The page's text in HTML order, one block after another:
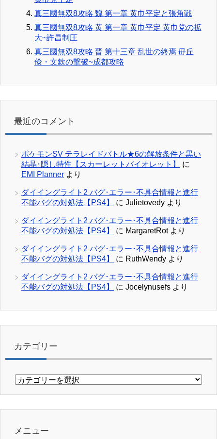
真三國無双8攻略 魏 第一章 黄巾平定と張角戦
真三國無双8攻略 黄 第一章 黄巾平定 黄巾党の拡
大~許昌制圧
真三國無双8攻略 晋 第十三章 乱世の終焉 毌丘
倹・文欽の撃破~成都攻略
最近のコメント
ポケモンSV テラレイドバトル★6の解放条件と黒い
結晶･隠し特性【スカーレットバイオレット】
に
EMI Planner より
ダイイングライト2 バグ･エラー･不具合情報と進行
不能バグの対処法【PS4】
に Julietovedy より
ダイイングライト2 バグ･エラー･不具合情報と進行
不能バグの対処法【PS4】
に MargaretRotより
ダイイングライト2 バグ･エラー･不具合情報と進行
不能バグの対処法【PS4】
に RuthWendy より
ダイイングライト2 バグ･エラー･不具合情報と進行
不能バグの対処法【PS4】
に Jocelynusefs より
カテゴリー
カ
リ
メニュー